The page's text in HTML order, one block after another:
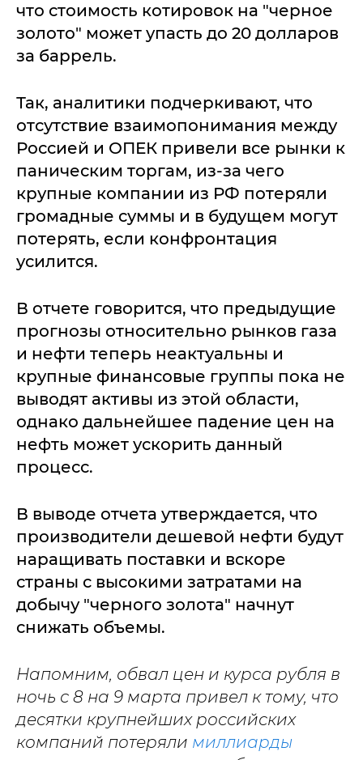
что стоимость котировок на "черное
золото" может упасть до 20 долларов
за баррель.
Так, аналитики подчеркивают, что
отсутствие взаимопонимания между
Россией и ОПЕК привели все рынки к
паническим торгам, из-за чего
крупные компании из РФ потеряли
громадные суммы и в будущем могут
потерять, если конфронтация
усилится.
В отчете говорится, что предыдущие
прогнозы относительно рынков газа
и нефти теперь неактуальны и
крупные финансовые группы пока не
выводят активы из этой области,
однако дальнейшее падение цен на
нефть может ускорить данный
процесс.
В выводе отчета утверждается, что
производители дешевой нефти будут
наращивать поставки и вскоре
страны с высокими затратами на
добычу "черного золота" начнут
снижать объемы.
Напомним, обвал цен и курса рубля в
ночь с 8 на 9 марта привел к тому, что
десятки крупнейших российских
компаний потеряли миллиарды